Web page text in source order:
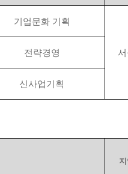
기업문화 기획
전략경영
신사업기획
지